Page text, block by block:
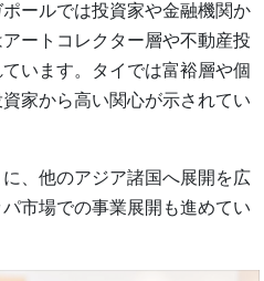
ールでは投資家や金融機関か
ートコレクター層や不動産投
います。タイでは富裕層や個
家から高い関心が示されてい
、他のアジア諸国へ展開を広
市場での事業展開も進めてい